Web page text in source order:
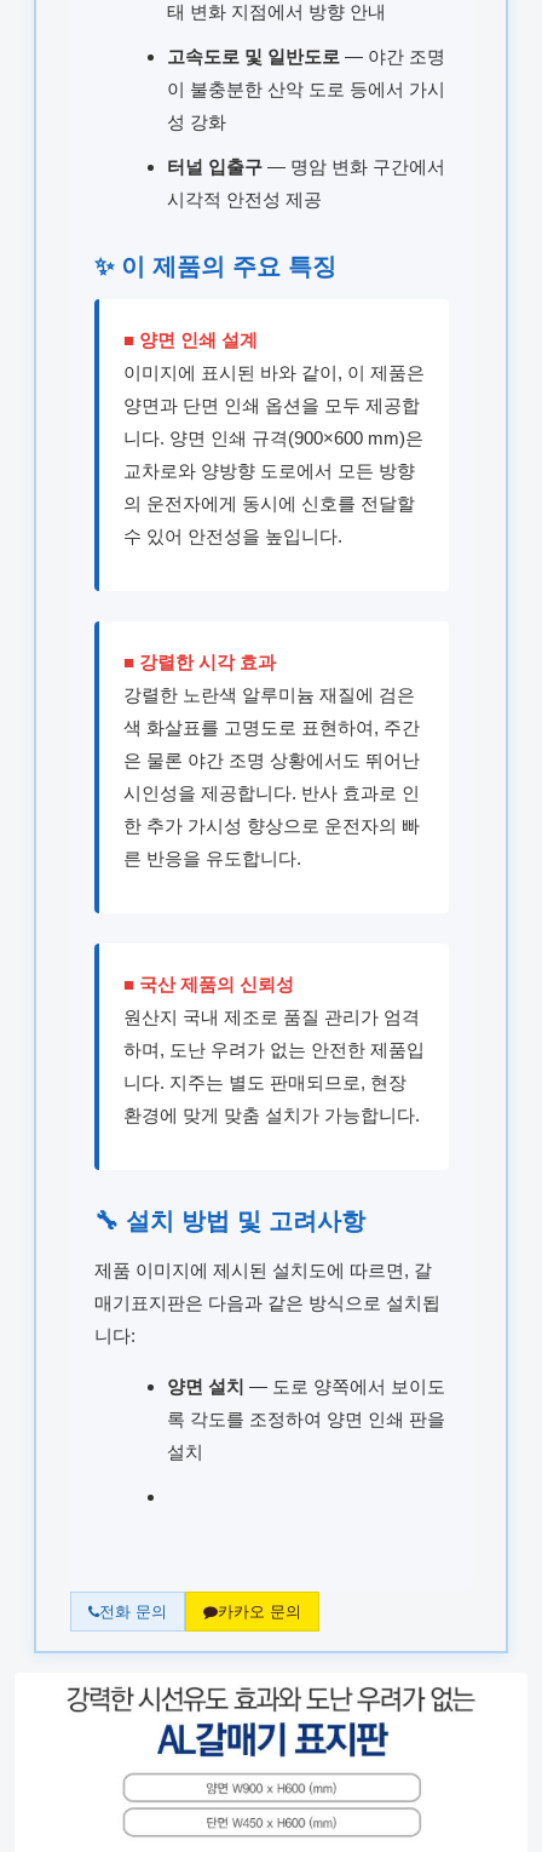
태 변화 지점에서 방향 안내
고속도로 및 일반도로 — 야간 조명
이 불충분한 산악 도로 등에서 가시
성 강화
터널 입출구— 명암 변화 구간에서
시각적 안전성 제공
✨ 이 제품의 주요 특징
■ 양면 인쇄 설계
이미지에 표시된 바와 같이, 이 제품은
양면과 단면 인쇄 옵션을 모두 제공합
니다. 양면 인쇄 규격(900×600 mm)은
교차로와 양방향 도로에서 모든 방향
의 운전자에게 동시에 신호를 전달할
수 있어 안전성을 높입니다.
■ 강렬한 시각 효과
강렬한 노란색 알루미늄 재질에 검은
색 화살표를 고명도로 표현하여, 주간
은 물론 야간 조명 상황에서도 뛰어난
시인성을 제공합니다. 반사 효과로 인
한 추가 가시성 향상으로 운전자의 빠
른 반응을 유도합니다.
■ 국산 제품의 신뢰성
원산지 국내 제조로 품질 관리가 엄격
하며, 도난 우려가 없는 안전한 제품입
니다. 지주는 별도 판매되므로, 현장
환경에 맞게 맞춤 설치가 가능합니다.
🔧 설치 방법 및 고려사항
제품 이미지에 제시된 설치도에 따르면, 갈
매기표지판은 다음과 같은 방식으로 설치됩
니다:
양면 설치 — 도로 양쪽에서 보이도
록 각도를 조정하여 양면 인쇄 판을
설치
전화 문의 카카오 문의